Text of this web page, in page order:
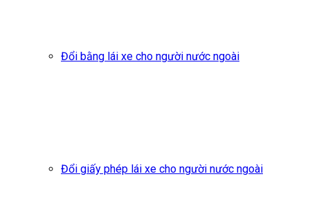
Đổi bằng lái xe cho người nước ngoài
Đổi giấy phép lái xe cho người nước ngoài